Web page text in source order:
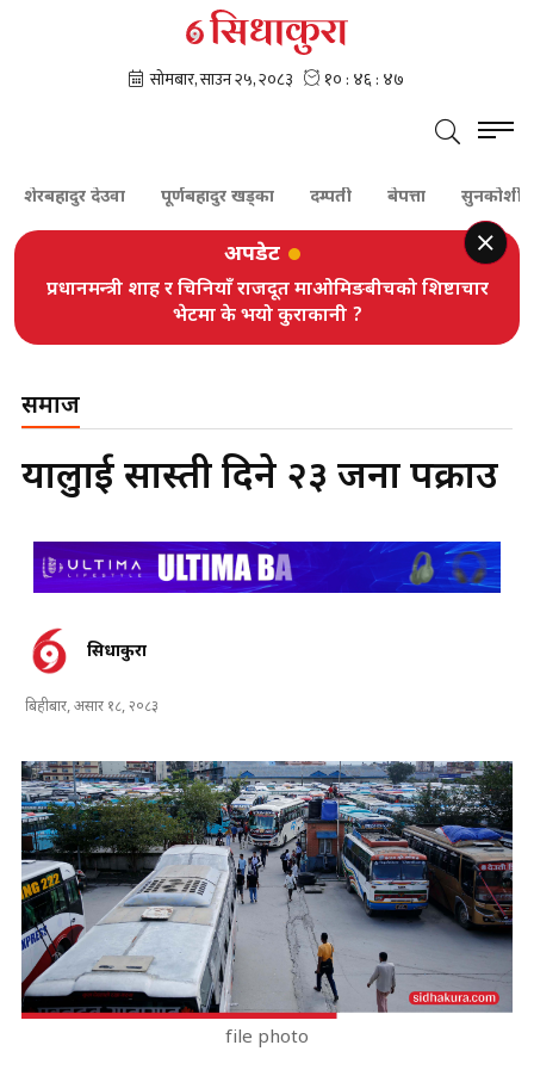
देउवा पूर्णबहादुर खड्का दम्पती बेपत्ता सुनकोशी
अपडेट
प्रधानमन्त्री शाह र चिनियाँ राजदूत माओमिङबीचको शिष्टाचार
भेटमा के भयो कुराकानी ?
समाज
यात्रुलाई सास्ती दिने २३ जना पक्राउ
सिधाकुरा
बिहीबार, असार १८, २०८३
file photo